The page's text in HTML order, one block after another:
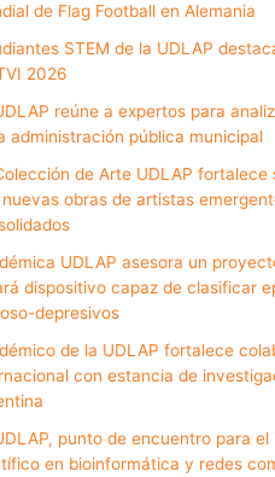
de Flag Football en Alemania
STEM de la UDLAP
2026
reúne a expertos para
administración pública municipal
de Arte UDLAP fortalece
obras de artistas
UDLAP asesora un
dispositivo capaz de clasificar
depresivos
de la UDLAP fortalece
con estancia de
punto de encuentro para
en bioinformática y redes